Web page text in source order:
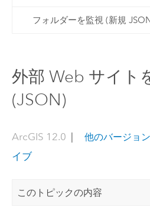
フォルダーを監視 (新規
外部 Web サイト
(JSON)
ArcGIS 12.0 他のバージョン
イブ
このトピックの内容